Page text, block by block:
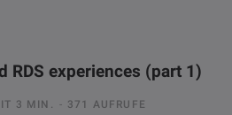
RDS experiences (part 1)
3 MIN. 371 AUFRUFE